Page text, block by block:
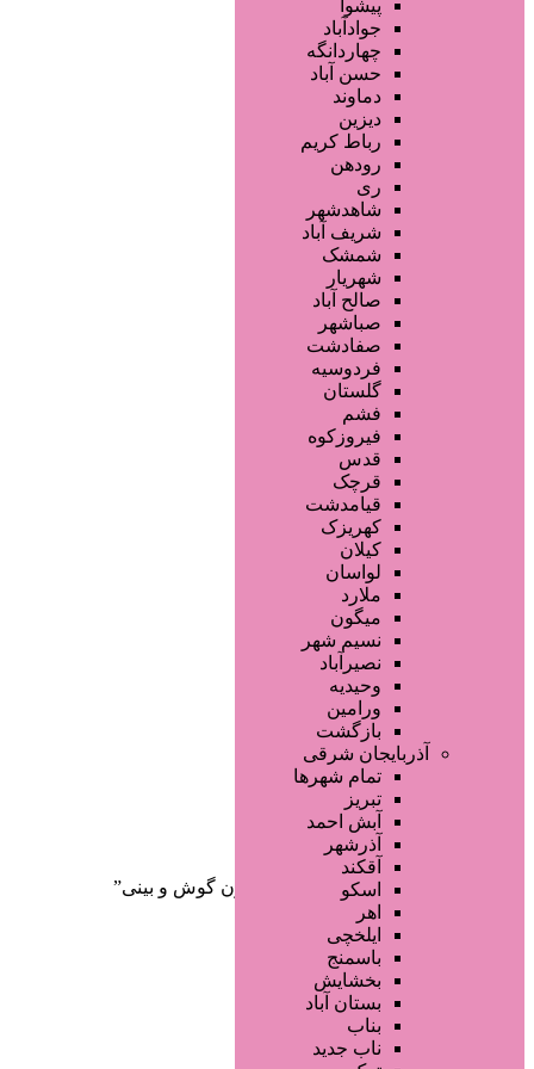
تجهیزات سالن زیبایی
محصولات پوست
محصولات مو
محصولات آرایشی
خدمات دندانپزشکی
سایر خدمات
پیشوا
جوادآباد
چهاردانگه
حسن آباد
دماوند
دیزین
رباط کریم
رودهن
ری
شاهدشهر
شریف آباد
شمشک
شهریار
صالح آباد
صباشهر
صفادشت
فردوسیه
گلستان
فشم
فیروزکوه
قدس
قرچک
قیامدشت
کهریزک
کیلان
لواسان
ملارد
میگون
نسیم شهر
نصیرآباد
وحیدیه
ورامین
بازگشت
آذربایجان شرقی
تمام شهر‌ها
تبریز
آبش احمد
آذرشهر
آقکند
اسکو
اهر
ایلخچی
باسمنج
بخشایش
بستان آباد
بناب
ناب جدید
صفحه اصلی
آگهی انبوه
طراحی سایت
صفحه اختصاصی
لیست سایتهای تبلیغاتی
دسته‌بندی‌ها
/ محصولات برچسب خورده “موزن گوش و بینی”